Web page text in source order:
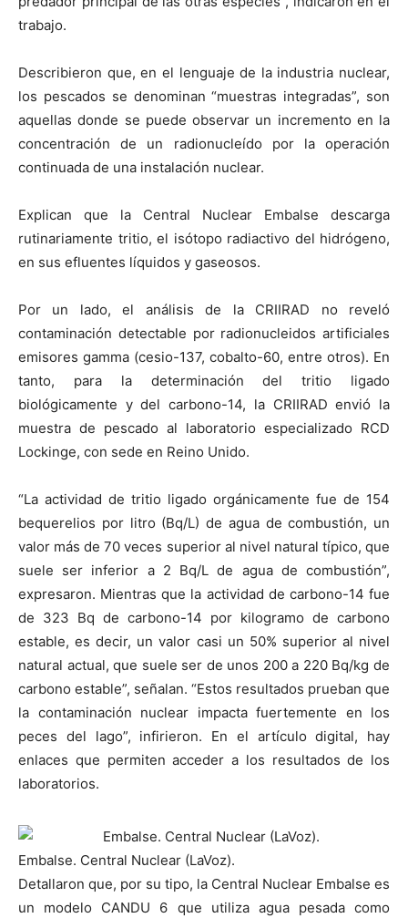
trabajo.
Describieron que, en el lenguaje de la industria nuclear,
los pescados se denominan “muestras integradas”, son
aquellas donde se puede observar un incremento en la
concentración de un radionucleído por la operación
continuada de una instalación nuclear.
Explican que la Central Nuclear Embalse descarga
rutinariamente tritio, el isótopo radiactivo del hidrógeno,
en sus efluentes líquidos y gaseosos.
Por un lado, el análisis de la CRIIRAD no reveló
contaminación detectable por radionucleidos artificiales
emisores gamma (cesio-137, cobalto-60, entre otros). En
tanto, para la determinación del tritio ligado
biológicamente y del carbono-14, la CRIIRAD envió la
muestra de pescado al laboratorio especializado RCD
Lockinge, con sede en Reino Unido.
“La actividad de tritio ligado orgánicamente fue de 154
bequerelios por litro (Bq/L) de agua de combustión, un
valor más de 70 veces superior al nivel natural típico, que
suele ser inferior a 2 Bq/L de agua de combustión”,
expresaron. Mientras que la actividad de carbono-14 fue
de 323 Bq de carbono-14 por kilogramo de carbono
estable, es decir, un valor casi un 50% superior al nivel
natural actual, que suele ser de unos 200 a 220 Bq/kg de
carbono estable”, señalan. “Estos resultados prueban que
la contaminación nuclear impacta fuertemente en los
peces del lago”, infirieron. En el artículo digital, hay
enlaces que permiten acceder a los resultados de los
laboratorios.
Embalse. Central Nuclear (LaVoz).
Detallaron que, por su tipo, la Central Nuclear Embalse es
un modelo CANDU 6 que utiliza agua pesada como